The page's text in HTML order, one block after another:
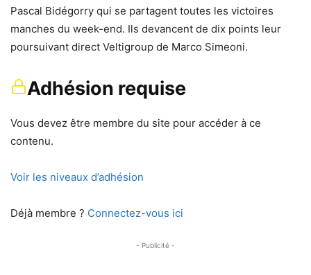
Pascal Bidégorry qui se partagent toutes les victoires
manches du week-end. Ils devancent de dix points leur
poursuivant direct Veltigroup de Marco Simeoni.
Adhésion requise
Vous devez être membre du site pour accéder à ce
contenu.
Voir les niveaux d’adhésion
Déjà membre ? Connectez-vous ici
- Publicité -